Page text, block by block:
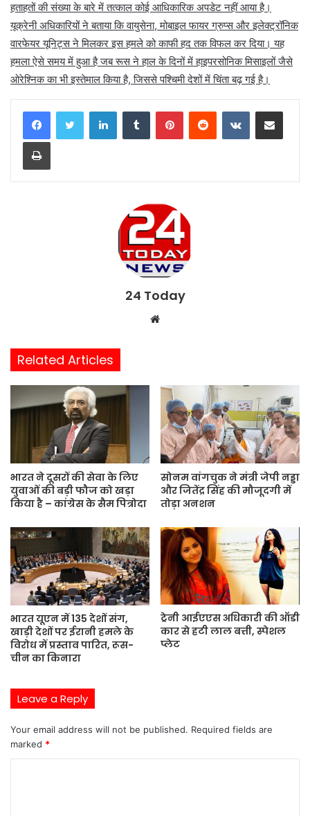
हताहतों की संख्या के बारे में तत्काल कोई आधिकारिक अपडेट नहीं आया है।
यूक्रेनी अधिकारियों ने बताया कि वायुसेना, मोबाइल फायर ग्रुप्स और इलेक्ट्रॉनिक
वारफेयर यूनिट्स ने मिलकर इस हमले को काफी हद तक विफल कर दिया। यह
हमला ऐसे समय में हुआ है जब रूस ने हाल के दिनों में हाइपरसोनिक मिसाइलों जैसे
ओरेश्निक का भी इस्तेमाल किया है, जिससे पश्चिमी देशों में चिंता बढ़ गई है।
24 Today
i
Related Articles
भारत ने दूसरों की सेवा के लिए
युवाओं की बड़ी फौज को खड़ा
किया है – कांग्रेस के सैम पित्रोदा
सोनम वांगचुक ने मंत्री जेपी नड्डा
और जितेंद्र सिंह की मौजूदगी में
तोड़ा अनशन
भारत यूएन में 135 देशों संग,
खाड़ी देशों पर ईरानी हमले के
विरोध में प्रस्ताव पारित, रूस-
चीन का किनारा
ट्रेनी आईएएस अधिकारी की ऑडी
कार से हटी लाल बत्ती, स्पेशल
प्लेट
Leave a Reply
Your email address will not be published. Required fields are
marked *